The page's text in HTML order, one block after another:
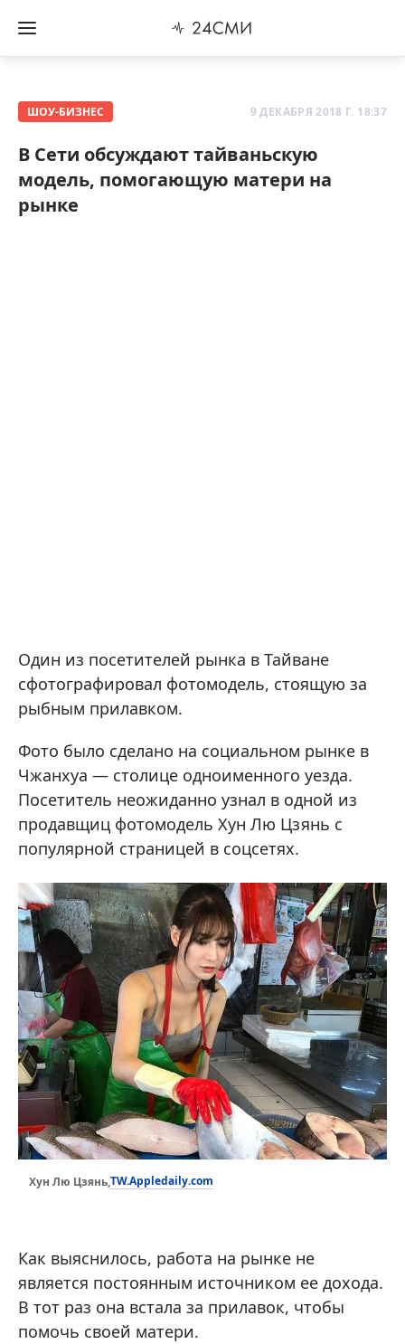
ШОУ-БИЗНЕС 9 ДЕКАБРЯ 2018 Г. 18:37
В Сети обсуждают тайваньскую
модель, помогающую матери на
рынке
Один из посетителей рынка в Тайване
сфотографировал фотомодель, стоящую за
рыбным прилавком.
Фото было сделано на социальном рынке в
Чжанхуа — столице одноименного уезда.
Посетитель неожиданно узнал в одной из
продавщиц фотомодель Хун Лю Цзянь с
популярной страницей в соцсетях.
Хун Лю Цзянь,TW.Appledaily.com
Как выяснилось, работа на рынке не
является постоянным источником ее дохода.
В тот раз она встала за прилавок, чтобы
помочь своей матери.